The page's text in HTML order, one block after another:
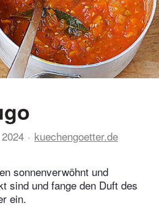
kuechengoetter.de
sonnenverwöhnt und
sind und fange den Duft des
ein.